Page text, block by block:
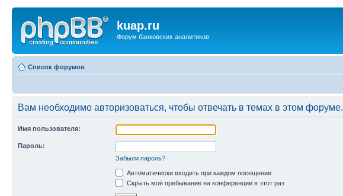
kuap.ru
Форум банковских аналитиков
Список форумов
Вам необходимо авторизоваться, чтобы отвечать в темах в этом форуме.
Имя пользователя:
Пароль:
Забыли пароль?
Автоматически входить при каждом посещении
Скрыть моё пребывание на конференции в этот раз